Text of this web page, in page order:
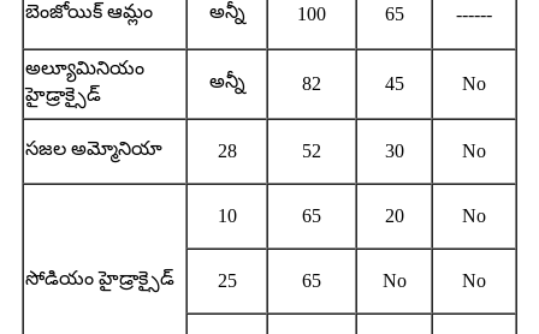
బెంజోయిక్ ఆమ్లం అన్నీ 100 65 ------
అల్యూమినియం
హైడ్రాక్సైడ్
అన్నీ 82 45 No
సజల అమ్మోనియా 28 52 30 No
సోడియం హైడ్రాక్సైడ్
10 65 20 No
25 65 No No